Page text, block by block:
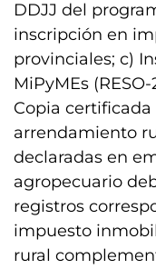
DDJJ del
inscripción en
provinciales; c)
MiPyMEs
Copia
arrendamiento
declaradas en
agropecuario
registros
impuesto
rural